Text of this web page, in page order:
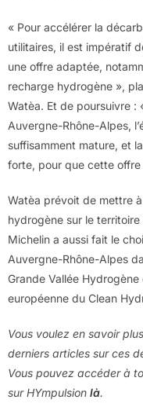
« Pour accélérer la
utilitaires, il est impératif
une offre adaptée,
recharge hydrogène »,
Watèa. Et de poursuivre :
Auvergne-Rhône-Alpes,
suffisamment mature, et
forte, pour que cette
Watèa prévoit de mettre
hydrogène sur le
Michelin a aussi fait le
Auvergne-Rhône-Alpes
Grande Vallée
européenne du Clean
Vous voulez en savoir
derniers articles sur ces
Vous pouvez accéder à
sur HYmpulsion là.